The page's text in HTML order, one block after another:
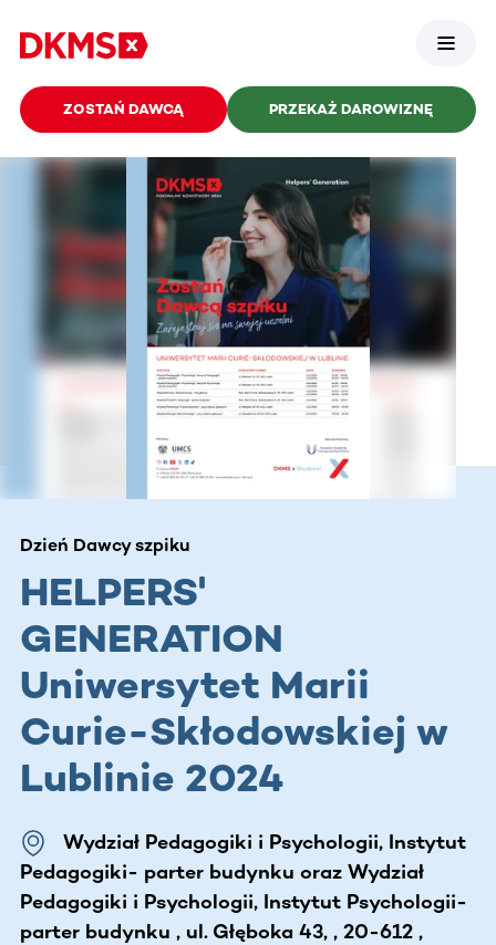
ZOSTAŃ DAWCĄ PRZEKAŻ DAROWIZNĘ
Dzień Dawcy szpiku
HELPERS'
GENERATION
Uniwersytet Marii
Curie-Skłodowskiej w
Lublinie 2024
Wydział Pedagogiki i Psychologii, Instytut
Pedagogiki- parter budynku oraz Wydział
Pedagogiki i Psychologii, Instytut Psychologii-
parter budynku , ul. Głęboka 43, , 20-612 ,